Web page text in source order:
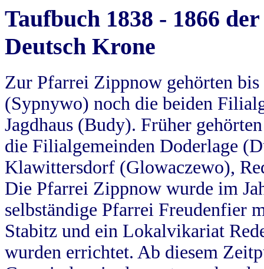
Taufbuch 1838 - 1866
Deutsch Krone
Zur Pfarrei Zippnow gehörten
(Sypnywo) noch die beiden
Jagdhaus (Budy). Früher
die Filialgemeinden Doderlage
Klawittersdorf (Glowaczewo),
Die Pfarrei Zippnow wurde im
selbständige Pfarrei Freudenfier
Stabitz und ein Lokalvikariat
wurden errichtet. Ab diesem